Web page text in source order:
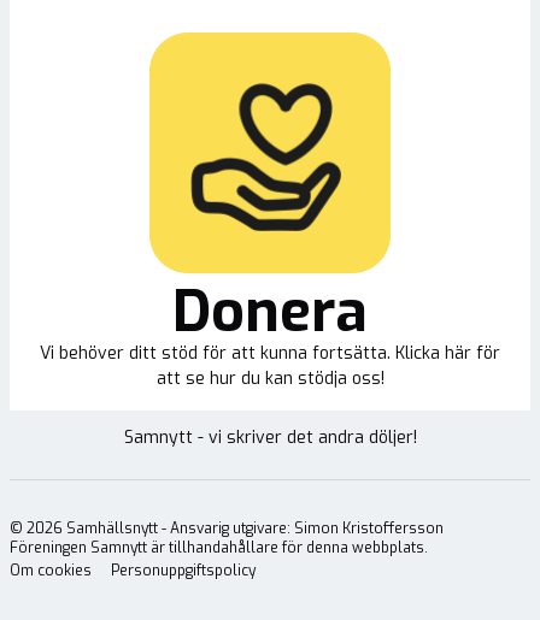
Donera
Vi behöver ditt stöd för att kunna fortsätta. Klicka här för
att se hur du kan stödja oss!
Samnytt - vi skriver det andra döljer!
© 2026 Samhällsnytt - Ansvarig utgivare: Simon Kristoffersson
Föreningen Samnytt är tillhandahållare för denna webbplats.
Om cookies
Personuppgiftspolicy